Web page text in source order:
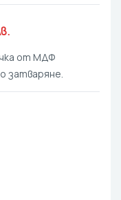
от МДФ
затваряне.